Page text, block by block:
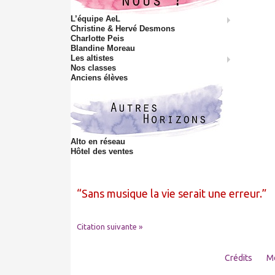
L’équipe AeL
Christine & Hervé Desmons
Charlotte Peis
Blandine Moreau
Les altistes
Nos classes
Anciens élèves
Alto en réseau
Hôtel des ventes
Sans musique la vie serait une erreur.
Citation suivante »
Crédits